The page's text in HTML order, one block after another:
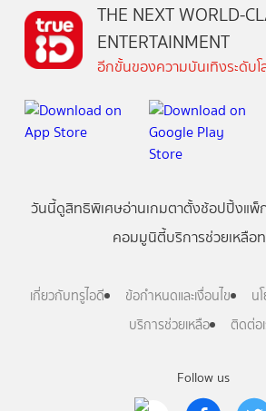
Follow us
THE NEXT WORLD-
ENTERTAINMENT
อีกขั้นของความบันเทิงระดับ
วันนี้ดูสิทธิพิเศษอ่านเกมตาตั้งช้อปปิ้งแพ็
คอมมูนิตี้บริการช่วยเหลือ
เกี่ยวกับทรูไอดี ข้อกำหนดและเงื่อนไข
น
บริการช่วยเหลือ
ติดต่อ